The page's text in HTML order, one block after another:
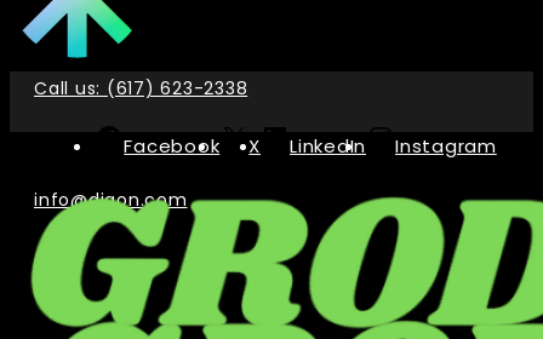
Call us: (617) 623-2338
Facebook X LinkedIn Instagram
info@digon.com